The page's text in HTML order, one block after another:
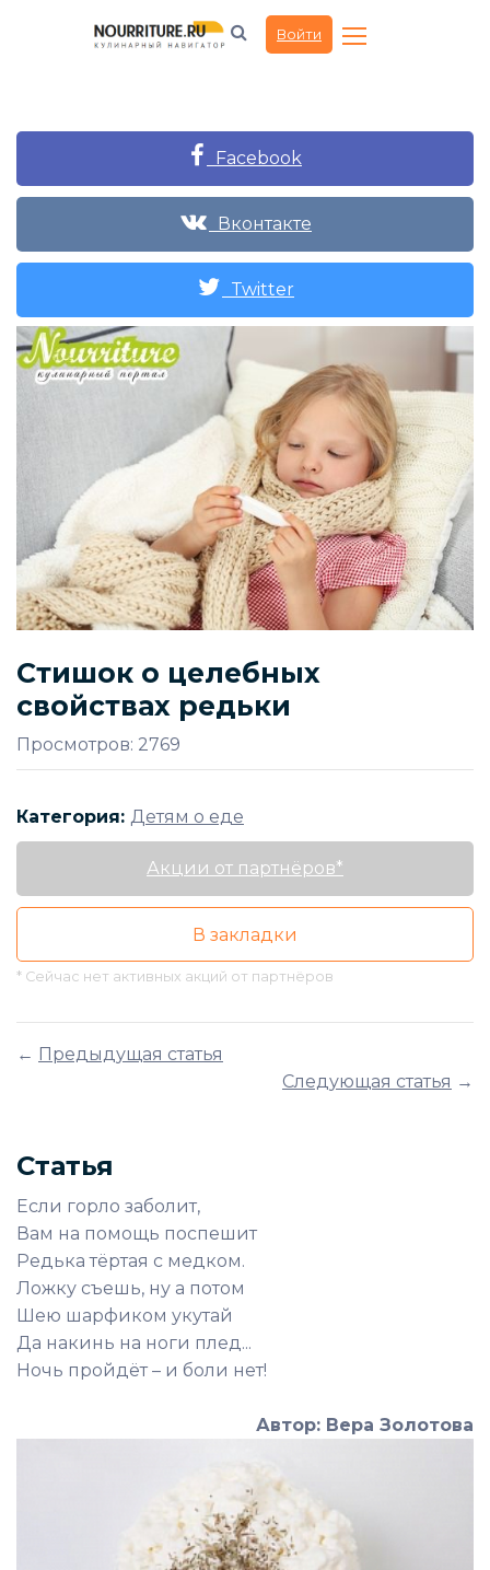
Войти
Facebook
Вконтакте
Twitter
Стишок о целебных
свойствах редьки
Просмотров: 2769
Категория: Детям о еде
Акции от партнёров*
В закладки
* Сейчас нет активных акций от партнёров
← Предыдущая статья
Следующая статья →
Статья
Если горло заболит,
Вам на помощь поспешит
Редька тёртая с медком.
Ложку съешь, ну а потом
Шею шарфиком укутай
Да накинь на ноги плед...
Ночь пройдёт – и боли нет!
Автор: Вера Золотова